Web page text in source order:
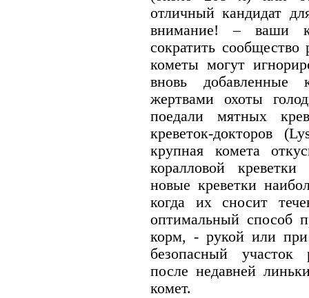
отличный кандидат
внимание! – ваши
сократить
кометы могут
вновь добавленные
жертвами охоты
поедали мятных
креветок-докторов
крупная комета
коралловой
новые креветки
когда их сносит
оптимальный способ
корм, - рукой или
безопасный участок
после недавней
комет.